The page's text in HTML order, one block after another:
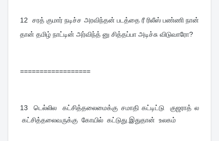
12 சரத் குமார் நடிச்ச அரவிந்தன் படத்தை ரீ ரிலீஸ் பண்ணி நான்
தான் தமிழ் நாட்டின் அர்விந்த் னு சித்தப்பா அடிச்சு விடுவாரோ?
==================
13 டெல்லில கட்சித்தலைமைக்கு சமாதி கட்டிட்டு குஜராத் ல
கட்சித்தலைவருக்கு கோயில் கட்டுது.இதுதான் உலகம்